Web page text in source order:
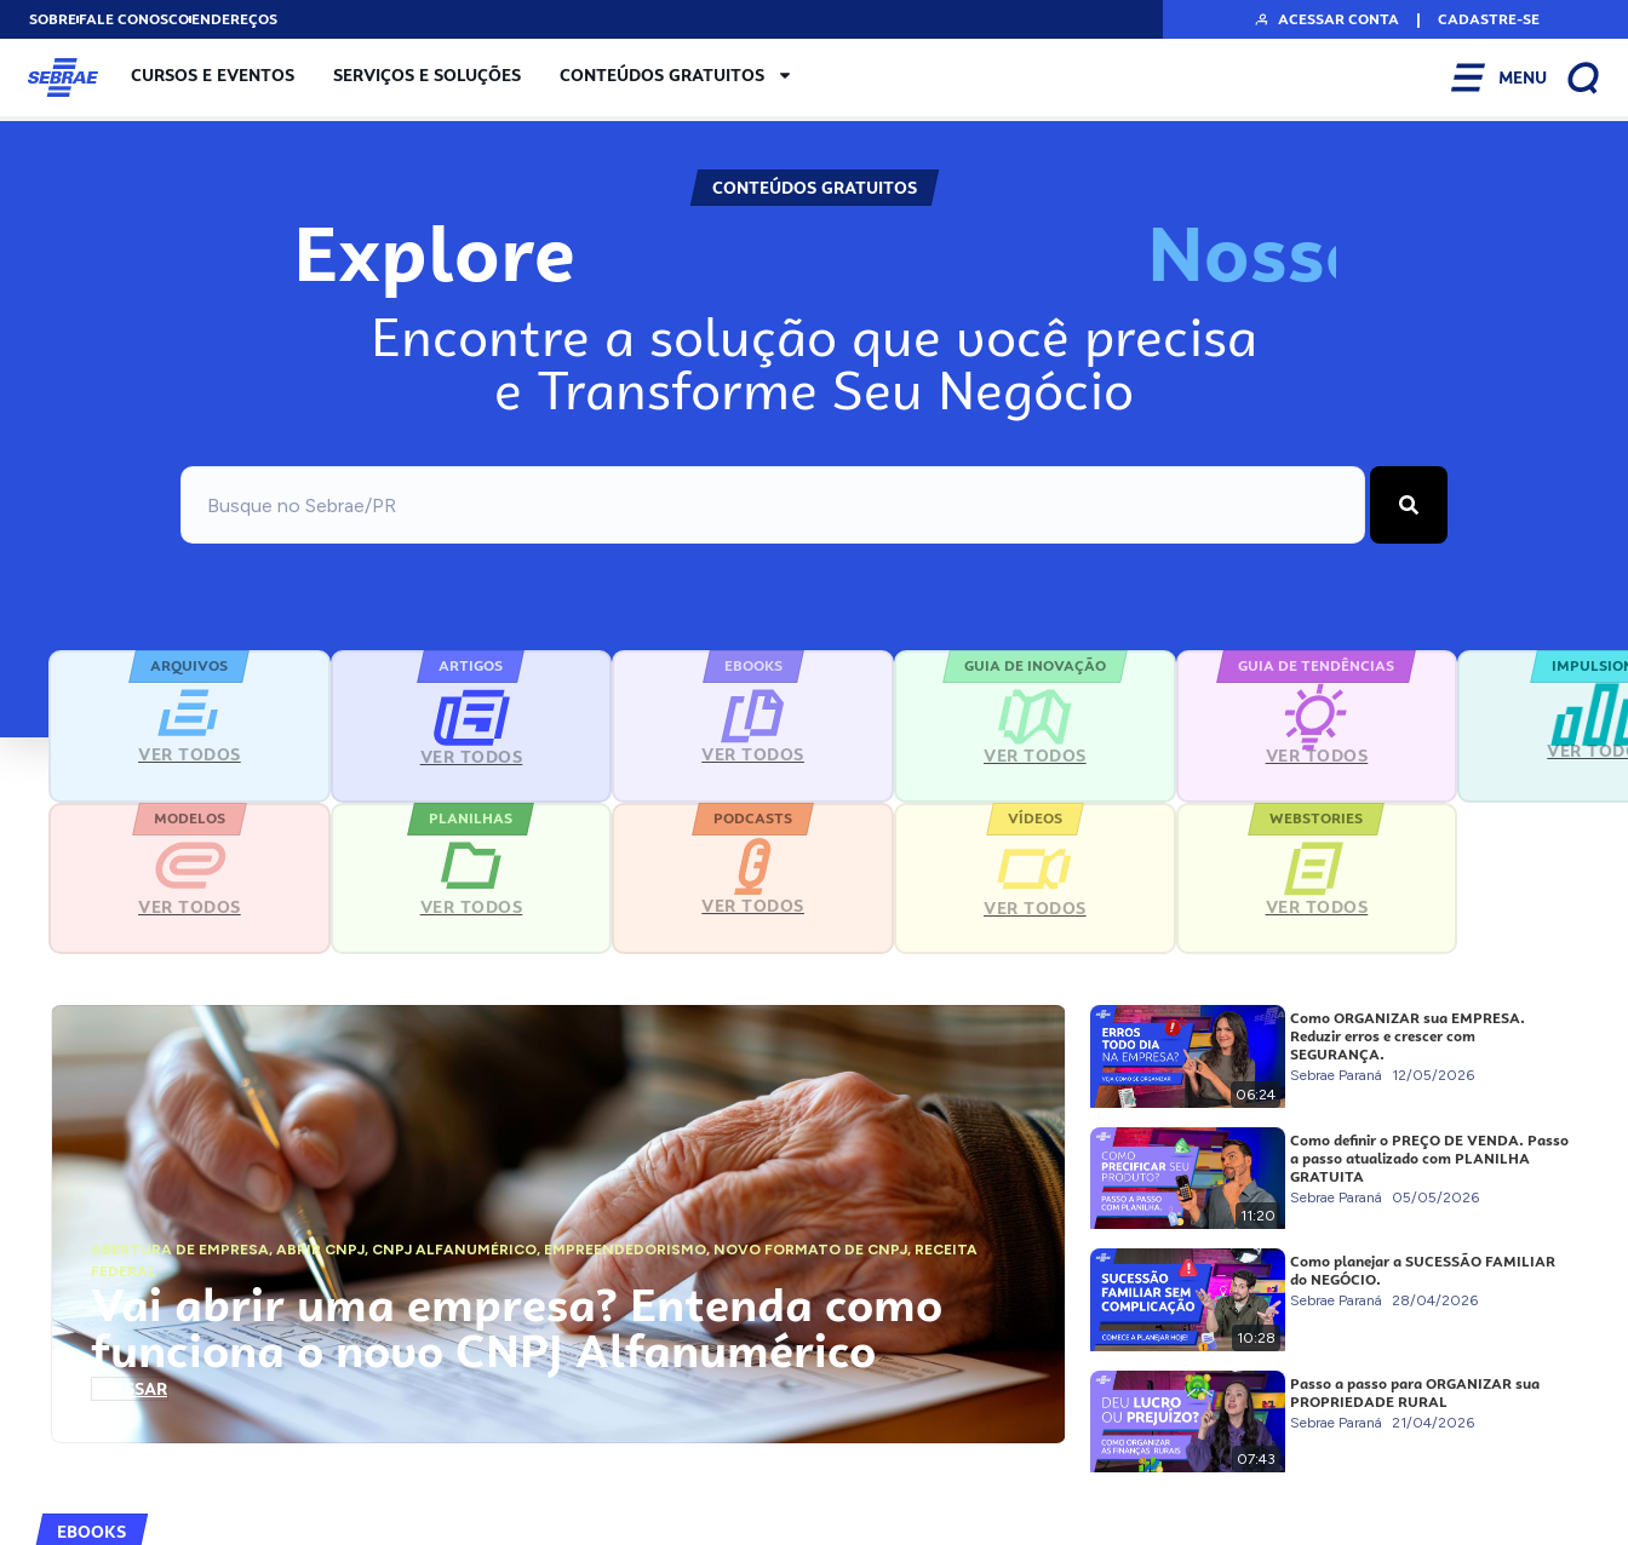
SOBREFALE CONOSCOENDEREÇOS ACESSAR CONTA | CADASTRE-SE
CURSOS E EVENTOS SERVIÇOS E SOLUÇÕES CONTEÚDOS GRATUITOS MENU
CONTEÚDOS GRATUITOS
Explore Nos
Encontre a solução que você precisa
e Transforme Seu Negócio
ARQUIVOS
VER TODOS
ARTIGOS
VER TODOS
EBOOKS
VER TODOS
GUIA DE INOVAÇÃO
VER TODOS
GUIA DE TENDÊNCIAS
VER TODOS VER
MODELOS
VER TODOS
PLANILHAS
VER TODOS
PODCASTS
VER TODOS
VÍDEOS
VER TODOS
WEBSTORIES
VER TODOS
ABERTURA DE EMPRESA,ABRIR CNPJ, CNPJ ALFANUMÉRICO, EMPREENDEDORISMO,NOVO FORMATO DE CNPJ,RECEITA
FEDERAL
Vai abrir uma empresa? Entenda como
funciona o novo CNPJ Alfanumérico
ACESSAR
06:24
Como ORGANIZAR sua EMPRESA.
Reduzir erros e crescer com
SEGURANÇA.
Sebrae Paraná 12/05/2026
11:20
Como definir o PREÇO DE VENDA. Passo
a passo atualizado com PLANILHA
GRATUITA
Sebrae Paraná 05/05/2026
10:28
Como planejar a SUCESSÃO FAMILIAR
do NEGÓCIO.
Sebrae Paraná 28/04/2026
07:43
Passo a passo para ORGANIZAR sua
PROPRIEDADE RURAL
Sebrae Paraná 21/04/2026
EBOOKS